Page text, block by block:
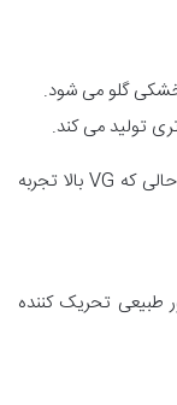
گلو می شود.
تولید می کند.
جویس هایی با PG بالا بیشتر گلو را می زنند، در حالی که VG بالا تجربه
طبیعی تحریک کننده